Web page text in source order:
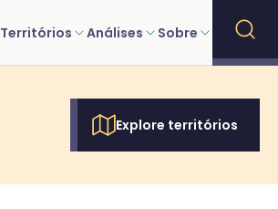
Territórios Análises Sobre
Explore territórios